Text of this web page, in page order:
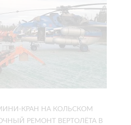
КРАН НА КОЛЬСКОМ
РЕМОНТ ВЕРТОЛЁТА В